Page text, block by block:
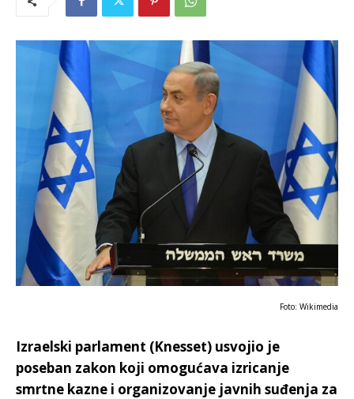
Foto: Wikimedia
Izraelski parlament (Knesset) usvojio je
poseban zakon koji omogućava izricanje
smrtne kazne i organizovanje javnih suđenja za